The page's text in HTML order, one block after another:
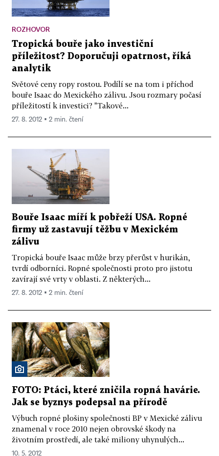
ROZHOVOR
Tropická bouře jako investiční
příležitost? Doporučuji opatrnost, říká
analytik
Světové ceny ropy rostou. Podílí se na tom i příchod
bouře Isaac do Mexického zálivu. Jsou rozmary počasí
příležitostí k investici? "Takové...
27. 8. 2012 ▪ 2 min. čtení
Bouře Isaac míří k pobřeží USA. Ropné
firmy už zastavují těžbu v Mexickém
zálivu
Tropická bouře Isaac může brzy přerůst v hurikán,
tvrdí odborníci. Ropné společnosti proto pro jistotu
zavírají své vrty v oblasti. Z některých...
27. 8. 2012 ▪ 2 min. čtení
FOTO: Ptáci, které zničila ropná havárie.
Jak se byznys podepsal na přírodě
Výbuch ropné plošiny společnosti BP v Mexické zálivu
znamenal v roce 2010 nejen obrovské škody na
životním prostředí, ale také miliony uhynulých...
10. 5. 2012